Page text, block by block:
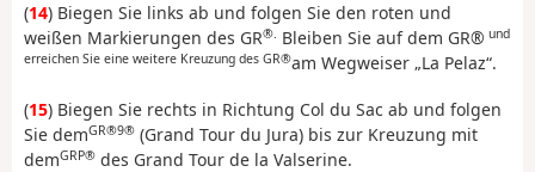
(14) Biegen Sie links ab und folgen Sie den roten und
weißen Markierungen des GR®. Bleiben Sie auf dem GR® und
erreichen Sie eine weitere Kreuzung des GR®am Wegweiser „La Pelaz“.
(15) Biegen Sie rechts in Richtung Col du Sac ab und folgen
Sie demGR®9® (Grand Tour du Jura) bis zur Kreuzung mit
demGRP® des Grand Tour de la Valserine.